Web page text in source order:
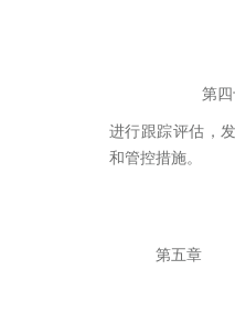
第
进行跟踪评估，
和管控措施。
第五章